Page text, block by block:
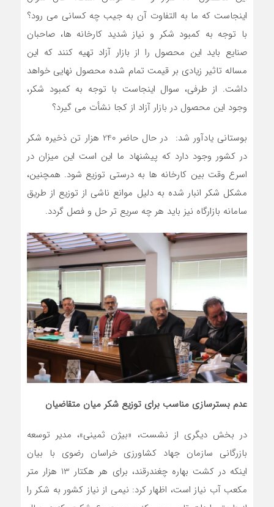
اینجاست که ما به التفاوت آن به جیب چه کسانی می رود؟
با توجه به کمبود شکر و نیاز شدید کارخانه ها، صاحبان
صنایع باید این محصول را از بازار آزاد تهیه کنند که این
مساله تاثیر زیادی بر قیمت تمام شده محصول نهایی خواهد
داشت. از طرفی، سوال اینجاست با توجه به کمبود شکر،
وجود این محصول در بازار آزاد از کجا نشأت می گیرد؟
بوستانی یادآور شد: در حال حاضر 240 هزار تن ذخیره شکر
در کشور وجود دارد که پیشنهاد ما این است این میزان در
اسرع وقت بین کارخانه ها به درستی توزیع شود. همچنین،
مشکل شکر انبار شده به دلیل موانع ناشی از توزیع از طریق
سامانه بازارگاه نیز باید هر چه سریع تر حل و فصل گردد.
عدم بسترسازی مناسب برای توزیع شکر میان متقاضیان
در بخش دیگری از نشست، «بیژن ثمینی»، مدیر توسعه
بازرگانی سازمان جهاد کشاورزی خراسان رضوی با بیان
اینکه در کشت بهاره چغندرقند، برای هر هکتار 13 هزار متر
مکعب آب نیاز است، اظهار کرد: نیمی از نیاز کشور به شکر را